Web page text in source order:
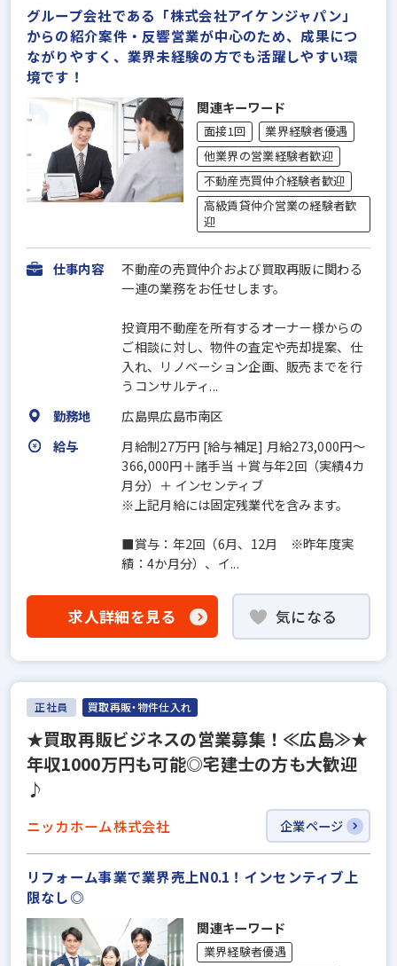
グループ会社である「株式会社アイケンジャパン」
からの紹介案件・反響営業が中心のため、成果につ
ながりやすく、業界未経験の方でも活躍しやすい環
境です！
関連キーワード
面接1回
業界経験者優遇
他業界の営業経験者歓迎
不動産売買仲介経験者歓迎
高級賃貸仲介営業の経験者歓
迎
仕事内容
不動産の売買仲介および買取再販に関わる
一連の業務をお任せします。
投資用不動産を所有するオーナー様からの
ご相談に対し、物件の査定や売却提案、仕
入れ、リノベーション企画、販売までを行
うコンサルティ...
勤務地
広島県広島市南区
給与
月給制27万円 [給与補足] 月給273,000円～
366,000円＋諸手当 ＋賞与年2回（実績4カ
月分）＋ インセンティブ
※上記月給には固定残業代を含みます。
■賞与：年2回（6月、12月 ※昨年度実
績：4か月分）、イ...
求人詳細を見る 気になる
正社員 買取再販・物件仕入れ
★買取再販ビジネスの営業募集！≪広島≫★
年収1000万円も可能◎宅建士の方も大歓迎
♪
ニッカホーム株式会社 企業ページ
リフォーム事業で業界売上N0.1！インセンティブ上
限なし◎
関連キーワード
業界経験者優遇